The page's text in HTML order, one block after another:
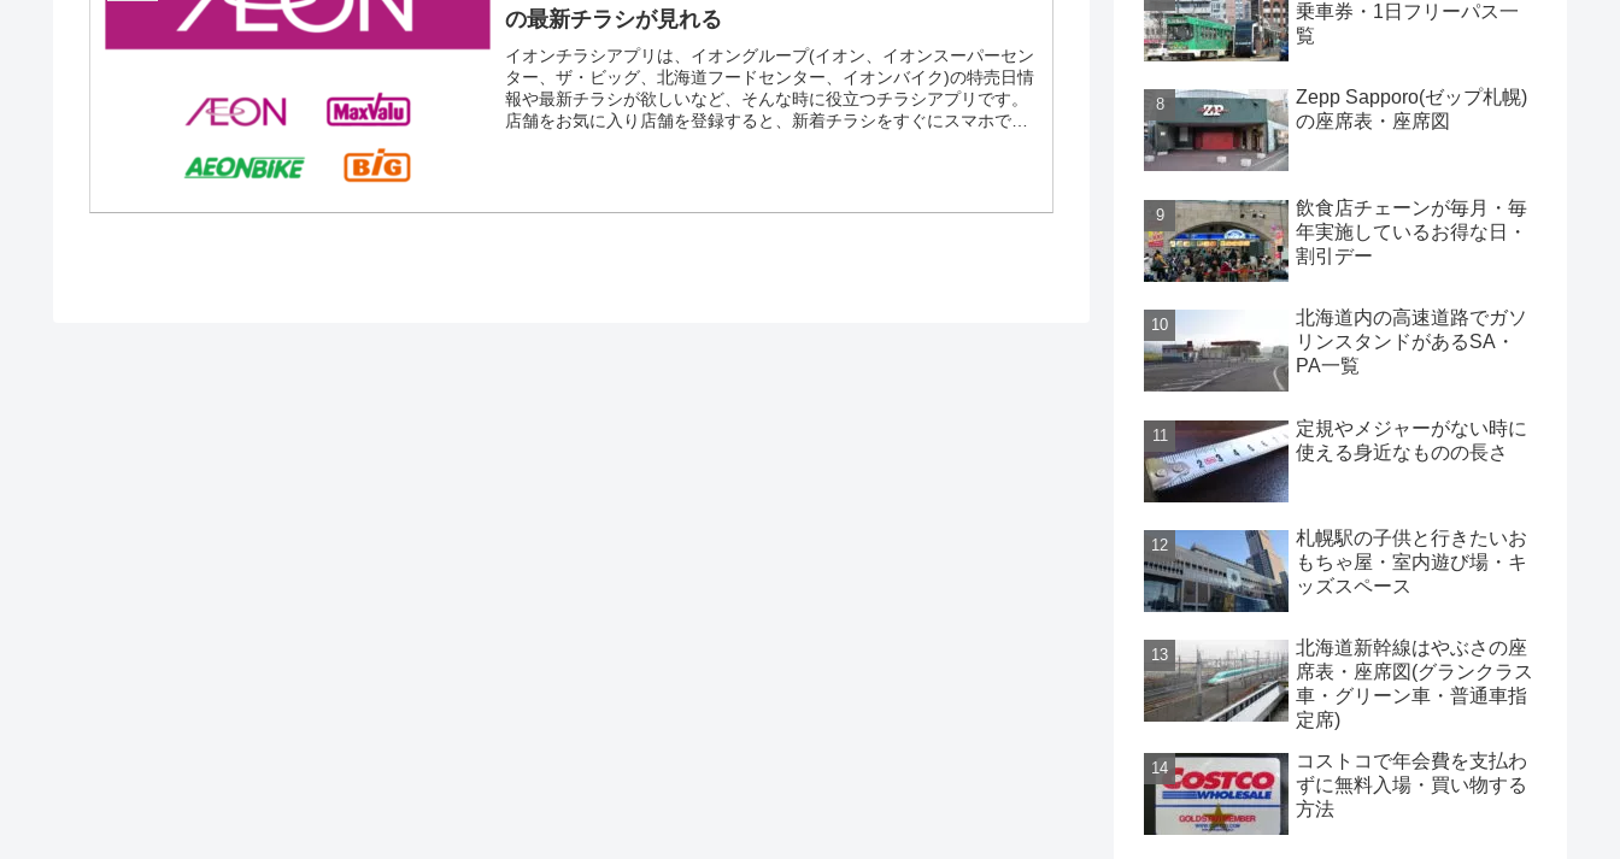
の最新チラシが見れる
イオンチラシアプリは、イオングループ(イオン、イオンスーパーセン
ター、ザ・ビッグ、北海道フードセンター、イオンバイク)の特売日情
報や最新チラシが欲しいなど、そんな時に役立つチラシアプリです。
店舗をお気に入り店舗を登録すると、新着チラシをすぐにスマホで通
乗車券・1日フリーパス一
覧
Zepp Sapporo(ゼップ札幌)
の座席表・座席図
飲食店チェーンが毎月・毎
年実施しているお得な日・
割引デー
北海道内の高速道路でガソ
リンスタンドがあるSA・
PA一覧
定規やメジャーがない時に
使える身近なものの長さ
札幌駅の子供と行きたいお
もちゃ屋・室内遊び場・キ
ッズスペース
北海道新幹線はやぶさの座
席表・座席図(グランクラス
車・グリーン車・普通車指
定席)
コストコで年会費を支払わ
ずに無料入場・買い物する
方法